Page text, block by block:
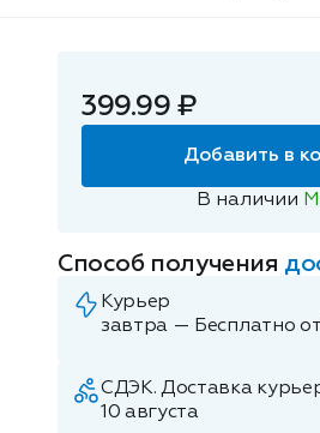
399.99 ₽
Добавить в
В наличии
Способ получения
Курьер
завтра — Бесплатно от
СДЭК. Доставка
10 августа